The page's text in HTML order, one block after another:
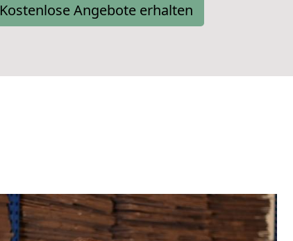
Kostenlose Angebote erhalten